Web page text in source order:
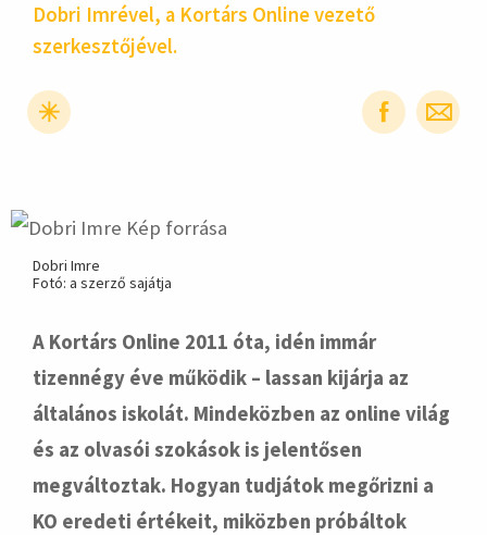
Dobri Imrével, a Kortárs Online vezető
szerkesztőjével.
Dobri Imre
Fotó: a szerző sajátja
A Kortárs Online 2011 óta, idén immár
tizennégy éve működik – lassan kijárja az
általános iskolát. Mindeközben az online világ
és az olvasói szokások is jelentősen
megváltoztak. Hogyan tudjátok megőrizni a
KO eredeti értékeit, miközben próbáltok